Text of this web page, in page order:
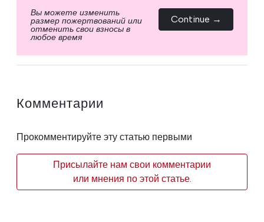
Вы можете изменить
размер пожертвований или
отменить свои взносы в
любое время
Continue →
Комментарии
Прокомментируйте эту статью первыми
Присылайте нам свои комментарии
или мнения по этой статье.